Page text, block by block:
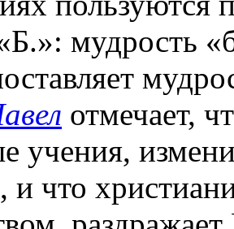
мудрость
отмечает,
учения,
что